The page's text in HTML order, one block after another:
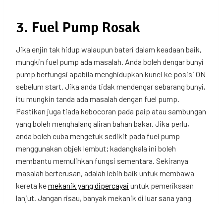
3. Fuel Pump Rosak
Jika enjin tak hidup walaupun bateri dalam keadaan baik,
mungkin fuel pump ada masalah. Anda boleh dengar bunyi
pump berfungsi apabila menghidupkan kunci ke posisi ON
sebelum start. Jika anda tidak mendengar sebarang bunyi,
itu mungkin tanda ada masalah dengan fuel pump.
Pastikan juga tiada kebocoran pada paip atau sambungan
yang boleh menghalang aliran bahan bakar. Jika perlu,
anda boleh cuba mengetuk sedikit pada fuel pump
menggunakan objek lembut; kadangkala ini boleh
membantu memulihkan fungsi sementara. Sekiranya
masalah berterusan, adalah lebih baik untuk membawa
kereta kemekanik yang dipercayai untuk pemeriksaan
lanjut. Jangan risau, banyak mekanik di luar sana yang